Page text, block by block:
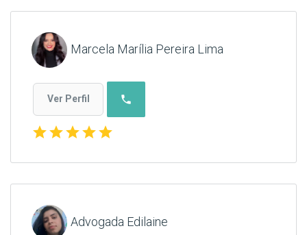
Marcela Marília Pereira Lima
Ver Perfil phone
starstarstarstarstar
Advogada Edilaine